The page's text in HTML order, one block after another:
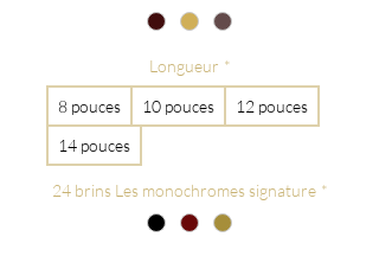
Longueur *
8 pouces
10 pouces
12 pouces
14 pouces
24 brins Les monochromes signature *